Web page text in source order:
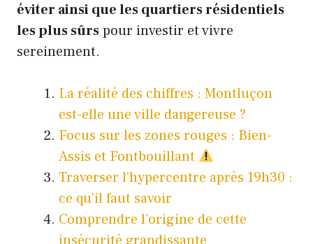
éviter ainsi que les quartiers résidentiels
les plus sûrspour investir et vivre
sereinement.
La réalité des chiffres : Montluçon
est-elle une ville dangereuse ?
Focus sur les zones rouges : Bien-
Assis et Fontbouillant
Traverser l’hypercentre après 19h30 :
ce qu’il faut savoir
Comprendre l’origine de cette